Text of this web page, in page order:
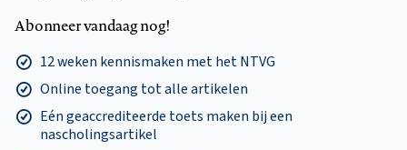
Abonneer vandaag nog!
12 weken kennismaken met het NTVG
Online toegang tot alle artikelen
Eén geaccrediteerde toets maken bij een
nascholingsartikel